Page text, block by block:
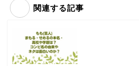
関連する記事